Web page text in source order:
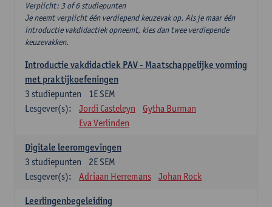
Verplicht: 3 of 6 studiepunten
Je neemt verplicht één verdiepend keuzevak op. Als je maar één
introductie vakdidactiek opneemt, kies dan twee verdiepende
keuzevakken.
Introductie vakdidactiek PAV - Maatschappelijke vorming
met praktijkoefeningen
1E SEM
3 studiepunten
Lesgever(s):
Jordi Casteleyn
Gytha Burman
Eva Verlinden
Digitale leeromgevingen
2E SEM
3 studiepunten
Lesgever(s):
Adriaan Herremans Johan Rock
Leerlingenbegeleiding